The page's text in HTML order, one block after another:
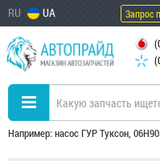
RU UA Запрос
Например: насос ГУР Туксон,